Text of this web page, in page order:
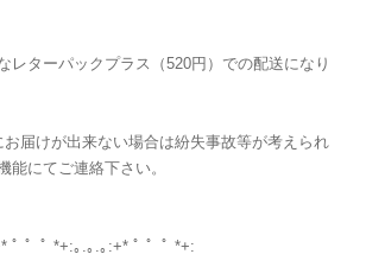
レターパックプラス（520円）での配送になり
届けが出来ない場合は紛失事故等が考えられ
能にてご連絡下さい。
ﾟ ゜ﾟ *+:｡.｡.｡:+* ﾟ ゜ﾟ *+: